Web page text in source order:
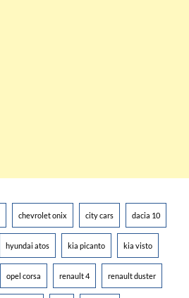
chevrolet onix city cars dacia 10
hyundai atos kia picanto kia visto
opel corsa renault 4 renault duster